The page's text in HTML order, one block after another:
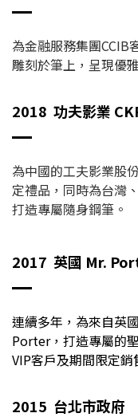
為金融服務集團
雕刻於筆上，呈現優
2018 功夫影業
為中國的工夫影業股
定禮品，同時為台灣
打造專屬隨身鋼筆。
2017 英國 Mr.
連續多年，為來自英
Porter，打造專屬的
VIP客戶及期間限定銷
2015 台北市政府